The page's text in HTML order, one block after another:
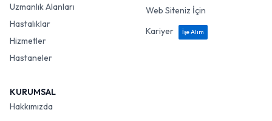
Uzmanlık Alanları
Hastalıklar
Hizmetler
Hastaneler
Web Siteniz İçin
Kariyer
İşe Alım
KURUMSAL
Hakkımızda